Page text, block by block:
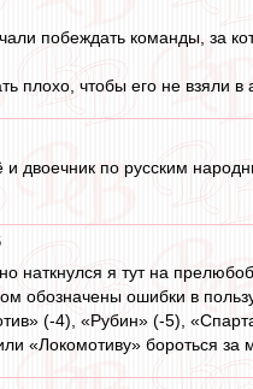
побеждать команды, за
плохо, чтобы его не взяли
двоечник по русским
наткнулся я тут на
обозначены ошибки в
(-4), «Рубин» (-5),
«Локомотиву» бороться